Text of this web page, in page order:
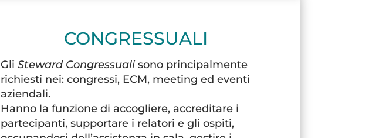
CONGRESSUALI
Gli Steward Congressualisono principalmente
richiesti nei: congressi, ECM, meeting ed eventi
aziendali.
Hanno la funzione di accogliere, accreditare i
partecipanti, supportare i relatori e gli ospiti,